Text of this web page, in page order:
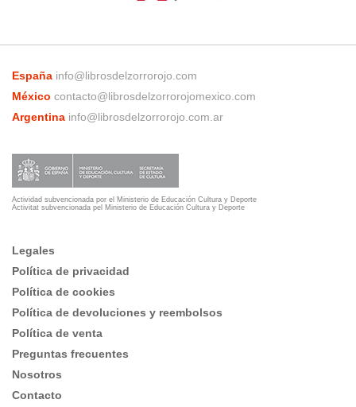
España info@librosdelzorrorojo.com
México contacto@librosdelzorrorojomexico.com
Argentina info@librosdelzorrorojo.com.ar
Actividad subvencionada por el Ministerio de Educación Cultura y Deporte
Activitat subvencionada pel Ministerio de Educación Cultura y Deporte
Legales
Política de privacidad
Política de cookies
Política de devoluciones y reembolsos
Política de venta
Preguntas frecuentes
Nosotros
Contacto